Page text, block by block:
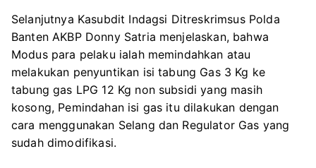
Selanjutnya Kasubdit Indagsi Ditreskrimsus Polda
Banten AKBP Donny Satria menjelaskan, bahwa
Modus para pelaku ialah memindahkan atau
melakukan penyuntikan isi tabung Gas 3 Kg ke
tabung gas LPG 12 Kg non subsidi yang masih
kosong, Pemindahan isi gas itu dilakukan dengan
cara menggunakan Selang dan Regulator Gas yang
sudah dimodifikasi.